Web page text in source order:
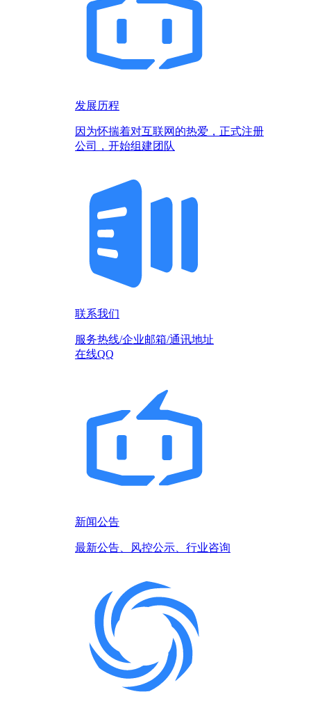
发展历程
因为怀揣着对互联网的热爱，正式注册
公司，开始组建团队
联系我们
服务热线/企业邮箱/通讯地址
在线QQ
新闻公告
最新公告、风控公示、行业咨询